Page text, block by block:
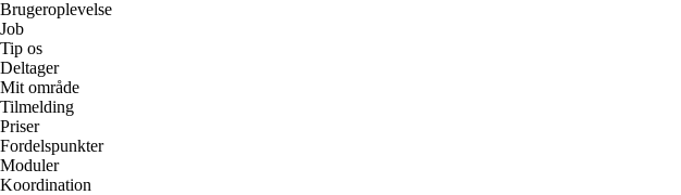
Brugeroplevelse
Job
Tip os
Deltager
Mit område
Tilmelding
Priser
Fordelspunkter
Moduler
Koordination